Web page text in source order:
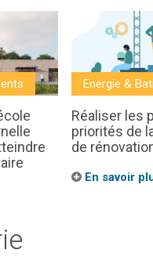
Energie &
Réaliser les
priorités de
de
En savoir